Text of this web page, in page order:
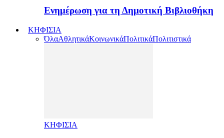
Ενημέρωση για τη Δημοτική Βιβλιοθήκη
ΚΗΦΙΣΙΑ
ΌλαΑθλητικάΚοινωνικάΠολιτικάΠολιτιστικά
ΚΗΦΙΣΙΑ